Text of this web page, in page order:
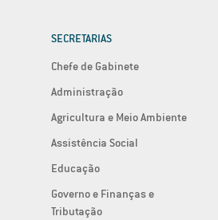
SECRETARIAS
Chefe de Gabinete
Administração
Agricultura e Meio Ambiente
Assistência Social
Educação
Governo e Finanças e
Tributação